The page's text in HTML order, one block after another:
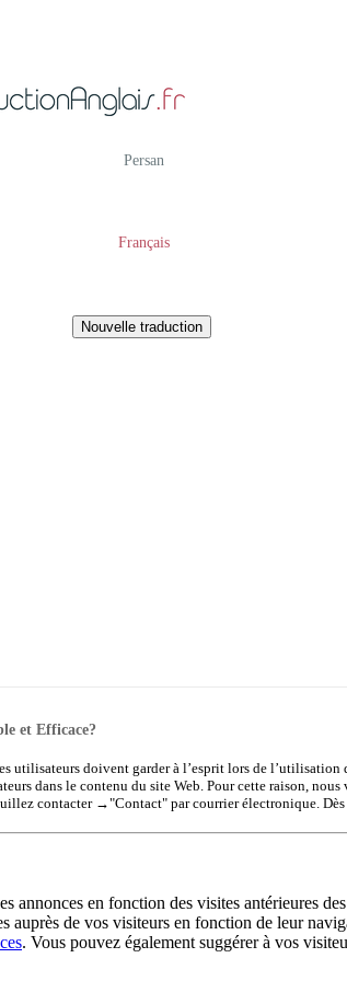
Persan
Français
et Efficace?
utilisateurs doivent garder à l’esprit lors de
dans le contenu du site Web. Pour cette raison,
contacter →"Contact" par courrier électronique.
en fonction des visites antérieures
auprès de vos visiteurs en fonction de leur
. Vous pouvez également suggérer à vos